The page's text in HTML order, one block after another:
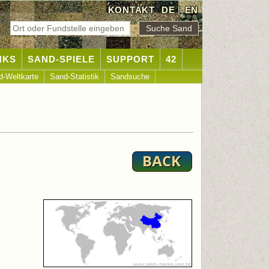
KONTAKT DE|EN
SAND-SPIELE SUPPORT 42
Weltkarte Sand-Statistik Sandsuche